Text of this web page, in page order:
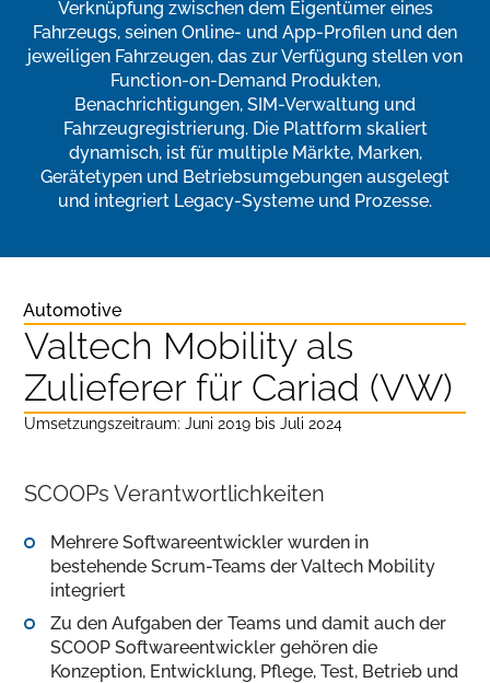
Verknüpfung zwischen dem Eigentümer eines
Fahrzeugs, seinen Online- und App-Profilen und den
jeweiligen Fahrzeugen, das zur Verfügung stellen von
Function-on-Demand Produkten,
Benachrichtigungen, SIM-Verwaltung und
Fahrzeugregistrierung. Die Plattform skaliert
dynamisch, ist für multiple Märkte, Marken,
Gerätetypen und Betriebsumgebungen ausgelegt
und integriert Legacy-Systeme und Prozesse.
Automotive
Valtech Mobility als
Zulieferer für Cariad (VW)
Umsetzungszeitraum: Juni 2019 bis Juli 2024
SCOOPs Verantwortlichkeiten
Mehrere Softwareentwickler wurden in
bestehende Scrum-Teams der Valtech Mobility
integriert
Zu den Aufgaben der Teams und damit auch der
SCOOP Softwareentwickler gehören die
Konzeption, Entwicklung, Pflege, Test, Betrieb und